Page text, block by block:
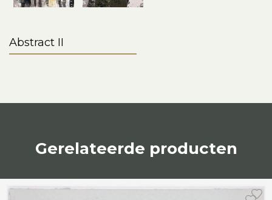
Abstract II
Gerelateerde producten